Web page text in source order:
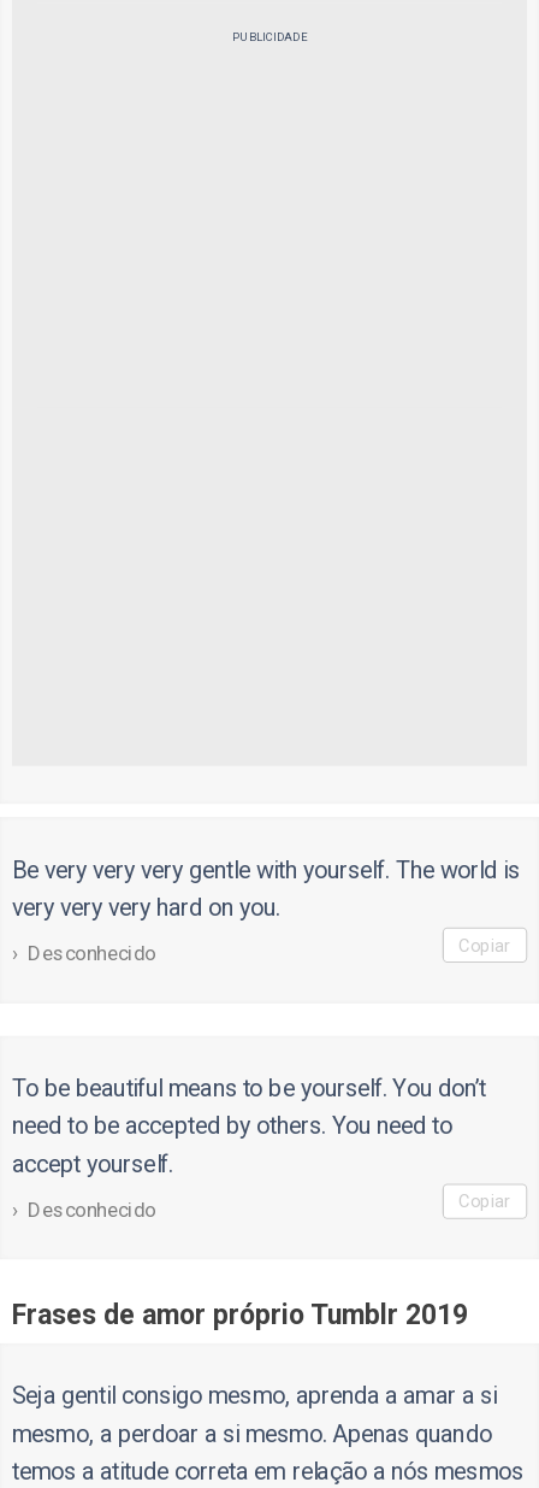
PUBLICIDADE
Be very very very gentle with yourself. The world is
very very very hard on you.
Desconhecido Copiar
To be beautiful means to be yourself. You don’t
need to be accepted by others. You need to
accept yourself.
Desconhecido Copiar
Frases de amor próprio Tumblr 2019
Seja gentil consigo mesmo, aprenda a amar a si
mesmo, a perdoar a si mesmo. Apenas quando
temos a atitude correta em relação a nós mesmos